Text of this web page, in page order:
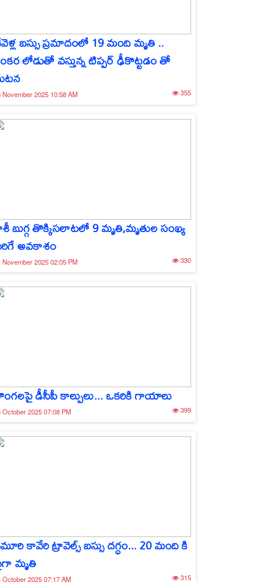
బస్సు ప్రమాదంలో 19 మంది మృతి ..
లోడుతో వస్తున్న టిప్పర్ ఢీకొట్టడం తో
November 2025 10:58 AM 355
బుగ్గ తొక్కిసలాటలో 9 మృతి,మృతుల సంఖ్య
అవకాశం
November 2025 02:05 PM 330
డీసీపీ కాల్పులు... ఒకరికి గాయాలు
October 2025 07:08 PM 399
కావేరి ట్రావెల్స్ బస్సు దగ్ధం... 20 మంది కి
మృతి
October 2025 07:17 AM 315